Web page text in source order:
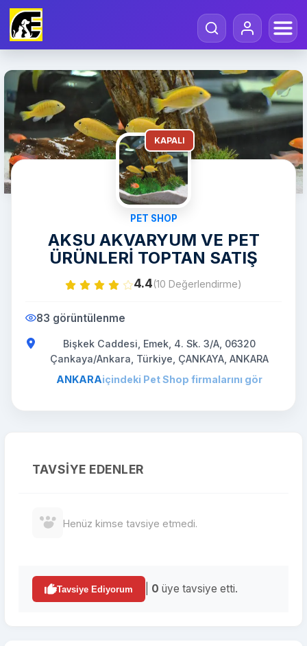
KAPALI
PET SHOP
AKSU AKVARYUM VE PET
ÜRÜNLERİ TOPTAN SATIŞ
4.4(10 Değerlendirme)
83 görüntülenme
Bişkek Caddesi, Emek, 4. Sk. 3/A, 06320
Çankaya/Ankara, Türkiye, ÇANKAYA, ANKARA
ANKARAiçindeki Pet Shop firmalarını gör
TAVSIYE EDENLER
Henüz kimse tavsiye etmedi.
Tavsiye Ediyorum 0 üye tavsiye etti.